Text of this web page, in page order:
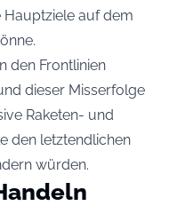
Hauptziele auf dem
den Frontlinien
dieser Misserfolge
Raketen- und
den letztendlichen
würden.